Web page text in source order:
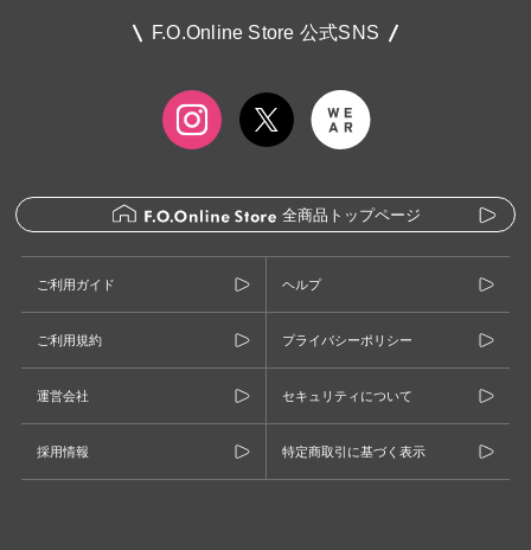
F.O.Online Store 公式SNS
全商品トップページ
ご利用ガイド ヘルプ
ご利用規約 プライバシーポリシー
運営会社 セキュリティについて
採用情報 特定商取引に基づく表示